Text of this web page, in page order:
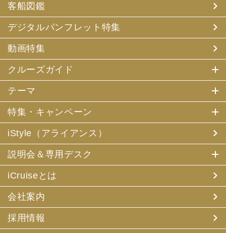
客船図鑑
デジタルパンフレット特集
動画特集
クルーズガイド
テーマ
特集・キャンペーン
iStyle（アライアンス）
説明会＆専用デスク
iCruiseとは
会社案内
採用情報